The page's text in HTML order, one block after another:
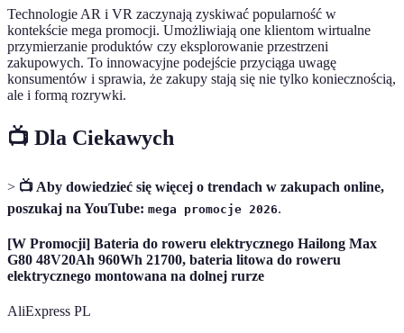
Technologie AR i VR zaczynają zyskiwać popularność w
kontekście mega promocji. Umożliwiają one klientom wirtualne
przymierzanie produktów czy eksplorowanie przestrzeni
zakupowych. To innowacyjne podejście przyciąga uwagę
konsumentów i sprawia, że zakupy stają się nie tylko koniecznością,
ale i formą rozrywki.
📺 Dla Ciekawych
> 📺 Aby dowiedzieć się więcej o trendach w zakupach online,
poszukaj na YouTube: mega promocje 2026.
[W Promocji] Bateria do roweru elektrycznego Hailong Max
G80 48V20Ah 960Wh 21700, bateria litowa do roweru
elektrycznego montowana na dolnej rurze
AliExpress PL